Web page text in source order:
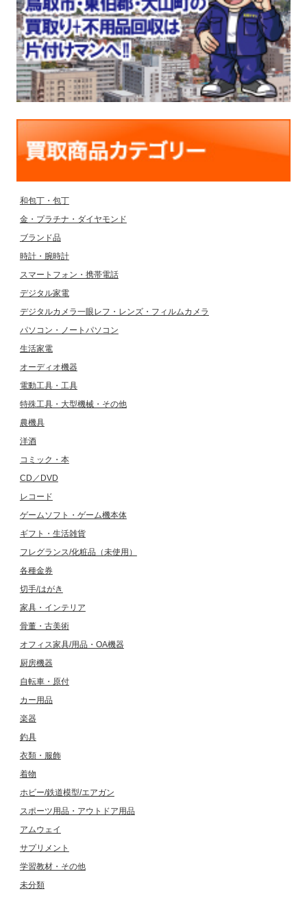
和包丁・包丁
金・プラチナ・ダイヤモンド
ブランド品
時計・腕時計
スマートフォン・携帯電話
デジタル家電
デジタルカメラ一眼レフ・レンズ・フィルムカメラ
パソコン・ノートパソコン
生活家電
オーディオ機器
電動工具・工具
特殊工具・大型機械・その他
農機具
洋酒
コミック・本
CD／DVD
レコード
ゲームソフト・ゲーム機本体
ギフト・生活雑貨
フレグランス/化粧品（未使用）
各種金券
切手/はがき
家具・インテリア
骨董・古美術
オフィス家具/用品・OA機器
厨房機器
自転車・原付
カー用品
楽器
釣具
衣類・服飾
着物
ホビー/鉄道模型/エアガン
スポーツ用品・アウトドア用品
アムウェイ
サプリメント
学習教材・その他
未分類